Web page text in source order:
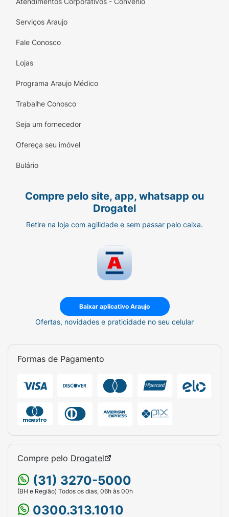
Serviços Araujo
Fale Conosco
Lojas
Programa Araujo Médico
Trabalhe Conosco
Seja um fornecedor
Ofereça seu imóvel
Bulário
Compre pelo site, app, whatsapp ou
Drogatel
Retire na loja com agilidade e sem passar pelo caixa.
Baixar aplicativo Araujo
Ofertas, novidades e praticidade no seu celular
Formas de Pagamento
Compre pelo Drogatel
(31) 3270-5000
(BH e Região) Todos os dias, 06h às 00h
0300.313.1010